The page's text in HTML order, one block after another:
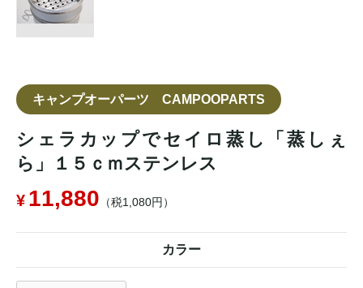
キャンプオーパーツ CAMPOOPARTS
シェラカップでセイロ蒸し「蒸しぇ
ら」１５ｃｍステンレス
11,880 （税1,080円）
カラー